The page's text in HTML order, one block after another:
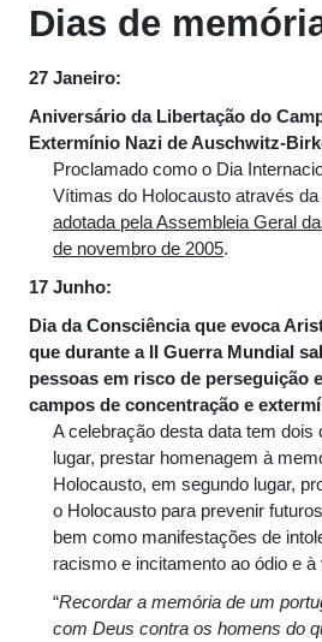
Dias de
27 Janeiro:
Aniversário da Libertação do
Extermínio Nazi de Auschwitz-
Proclamado como o Dia
Vítimas do Holocausto através da
adotada pela Assembleia Geral
de novembro de 2005.
17 Junho:
Dia da Consciência que evoca
que durante a II Guerra Mundial
pessoas em risco de perseguição
campos de concentração e
A celebração desta data tem dois
lugar, prestar homenagem à
Holocausto, em segundo lugar,
o Holocausto para prevenir
bem como manifestações de
racismo e incitamento ao ódio e à
“Recordar a memória de um
com Deus contra os homens do